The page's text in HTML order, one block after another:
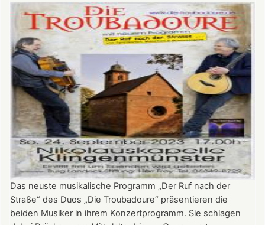
von
Susanne
Seider
Das neuste musikalische Programm „Der Ruf nach der
Straße“ des Duos „Die Troubadoure“ präsentieren die
beiden Musiker in ihrem Konzertprogramm. Sie schlagen